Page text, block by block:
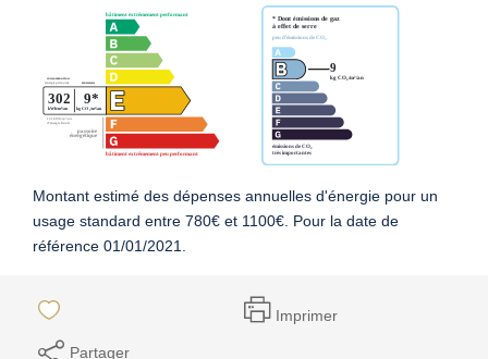
Montant estimé des dépenses annuelles d'énergie pour un
usage standard entre 780€ et 1100€. Pour la date de
référence 01/01/2021.
Imprimer
Partager